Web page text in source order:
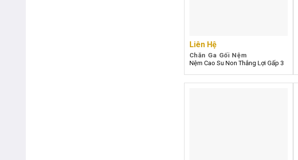
Chăn Ga Gối Nệm
Nệm Cao Su Non Thắng Lợi Gấp 3
Liên Hệ